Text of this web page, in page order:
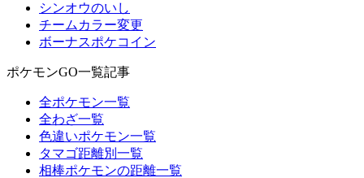
シンオウのいし
チームカラー変更
ボーナスポケコイン
ポケモンGO一覧記事
全ポケモン一覧
全わざ一覧
色違いポケモン一覧
タマゴ距離別一覧
相棒ポケモンの距離一覧